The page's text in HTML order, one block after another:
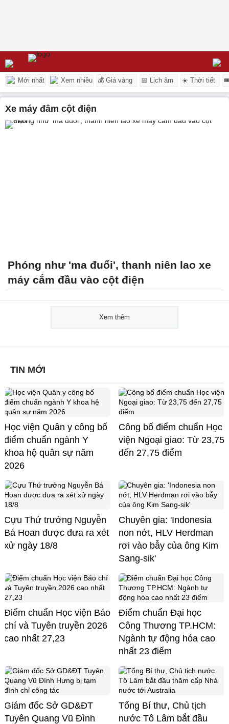
Mới nhất Xem nhiều 💰 Giá vàng 📅 Lịch âm ☀️ Thời tiết
xe máy đâm cột điện
Phóng như 'ma đuổi', thanh niên lao xe
máy cắm đầu vào cột điện
Xem thêm
TIN MỚI
Học viện Quân y công bố
điểm chuẩn ngành Y
khoa hệ quân sự năm
2026
Công bố điểm chuẩn Học
viện Ngoại giao: Từ 23,75
đến 27,75 điểm
Cựu Thứ trưởng Nguyễn
Bá Hoan được đưa ra xét
xử ngày 18/8
Chuyên gia: 'Indonesia
non nớt, HLV Herdman
rơi vào bẫy của ông Kim
Sang-sik'
Điểm chuẩn Học viện Báo
chí và Tuyên truyền 2026
cao nhất 27,23
Điểm chuẩn Đại học
Công Thương TP.HCM:
Ngành tự động hóa cao
nhất 23 điểm
Giám đốc Sở GD&ĐT
Tuyên Quang Vũ Đình
Tổng Bí thư, Chủ tịch
nước Tô Lâm bắt đầu